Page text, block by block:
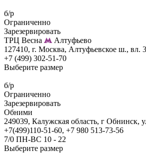
б/р
Ограниченно
Зарезервировать
ТРЦ Весна
Алтуфьево
127410, г. Москва, Алтуфьевское ш., вл.
+7 (499) 302-51-70
Выберите размер
б/р
Ограниченно
Зарезервировать
Обними
249039, Калужская область, г Обнинск,
+7(499)110-51-60, +7 980 513-73-56
7/0 ПН-ВС 10 - 22
Выберите размер